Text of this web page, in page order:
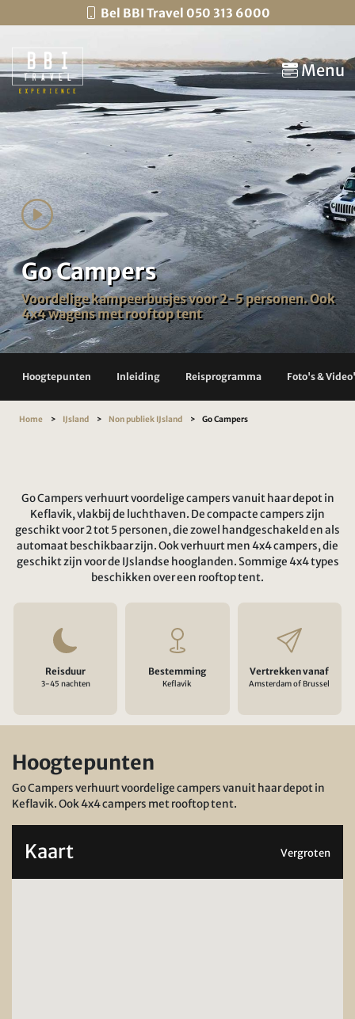
Bel BBI Travel 050 313 6000
Menu
Go Campers
Voordelige kampeerbusjes voor 2-5 personen. Ook
4x4 wagens met rooftop tent
Hoogtepunten Inleiding Reisprogramma Foto's &
Home IJsland Non publiek IJsland Go Campers
Go Campers verhuurt voordelige campers vanuit haar depot in
Keflavik, vlakbij de luchthaven. De compacte campers zijn
geschikt voor 2 tot 5 personen, die zowel handgeschakeld en als
automaat beschikbaar zijn. Ook verhuurt men 4x4 campers, die
geschikt zijn voor de IJslandse hooglanden. Sommige 4x4 types
beschikken over een rooftop tent.
Reisduur
3-45 nachten
Bestemming
Keflavik
Vertrekken vanaf
Amsterdam of Brussel
Hoogtepunten
Go Campers verhuurt voordelige campers vanuit haar depot in
Keflavik. Ook 4x4 campers met rooftop tent.
Kaart Vergroten